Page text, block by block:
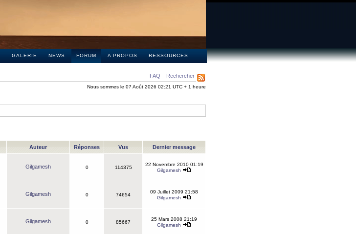
GALERIE NEWS FORUM A PROPOS RESSOURCES
FAQ Rechercher
Nous sommes le 07 Août 2026 02:21 UTC + 1 heure
Auteur Réponses Vus Dernier message
Gilgamesh 0 114375
22 Novembre 2010 01:19
Gilgamesh
Gilgamesh 0 74654
09 Juillet 2009 21:58
Gilgamesh
Gilgamesh 0 85667
25 Mars 2008 21:19
Gilgamesh